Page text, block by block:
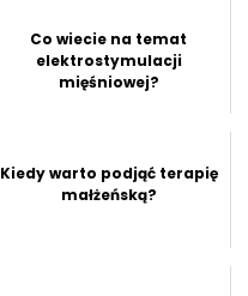
Co wiecie na temat
elektrostymulacji
mięśniowej?
Kiedy warto podjąć terapię
małżeńską?